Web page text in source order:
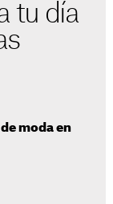
tu día
moda en